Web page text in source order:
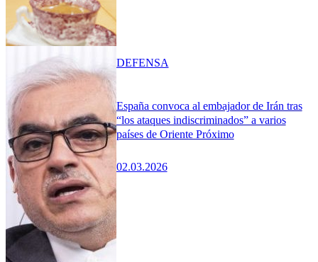
España convoca al embajador de Irán tras
“los ataques indiscriminados” a varios
países de Oriente Próximo
02.03.2026
DEFENSA